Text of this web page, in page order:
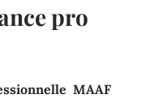
pro
MAAF